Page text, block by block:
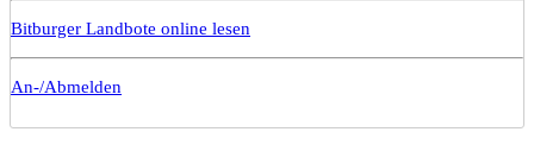
Bitburger Landbote online lesen
An-/Abmelden